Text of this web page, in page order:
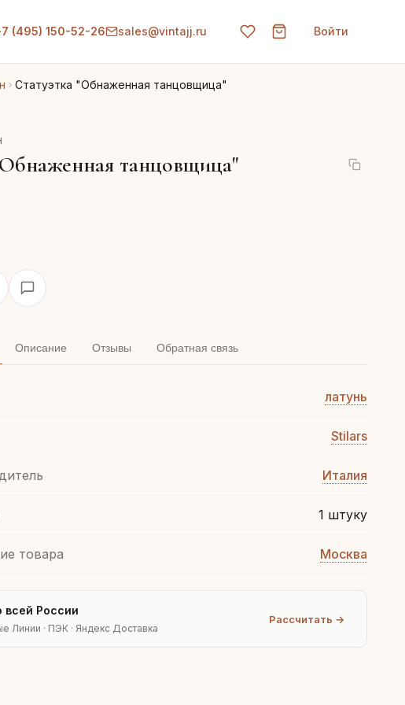
(495) 150-52-26 sales@vintajj.ru Войти
Статуэтка "Обнаженная танцовщица"
танцовщица"
Описание Отзывы Обратная связь
латунь
Stilars
Италия
1 штуку
товара Москва
всей России
Линии · ПЭК · Яндекс Доставка
Рассчитать →